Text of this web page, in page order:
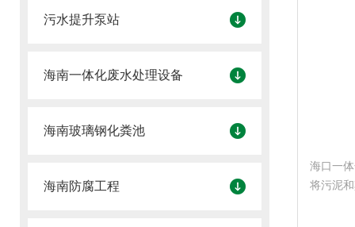
污水提升泵站
海南一体化废水处理设备
海南玻璃钢化粪池
海南防腐工程
海口一
将污泥